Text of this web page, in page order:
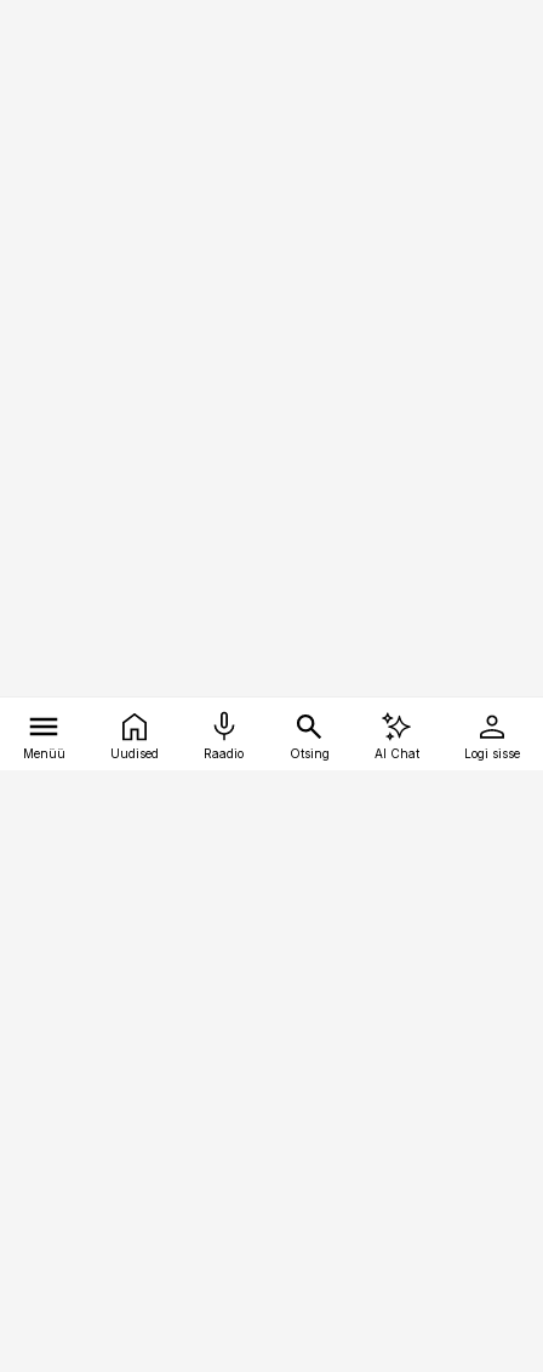
Menüü Uudised Raadio Otsing AI Chat Logi sisse